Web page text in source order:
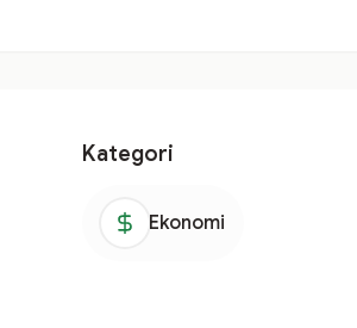
Kategori
Ekonomi